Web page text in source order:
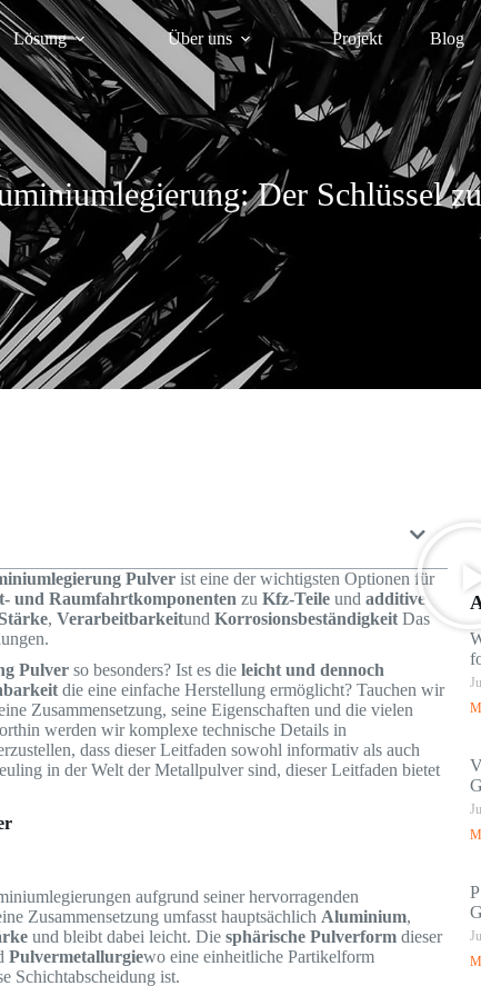
Lösung Über uns Projekt Blog
Der Schlüssel
Pulver ist eine der wichtigsten Optionen für
und Raumfahrtkomponenten zuKfz-Teile undadditive
Stärke,VerarbeitbarkeitundKorrosionsbeständigkeit Das
Pulver so besonders? Ist es dieleicht und dennoch
die eine einfache Herstellung ermöglicht? Tauchen wir
Zusammensetzung, seine Eigenschaften und die vielen
werden wir komplexe technische Details in
dass dieser Leitfaden sowohl informativ als auch
in der Welt der Metallpulver sind, dieser Leitfaden bietet
aufgrund seiner hervorragenden
Zusammensetzung umfasst hauptsächlich Aluminium,
und bleibt dabei leicht. Diesphärische Pulverform dieser
Pulvermetallurgiewo eine einheitliche Partikelform
Schichtabscheidung ist.